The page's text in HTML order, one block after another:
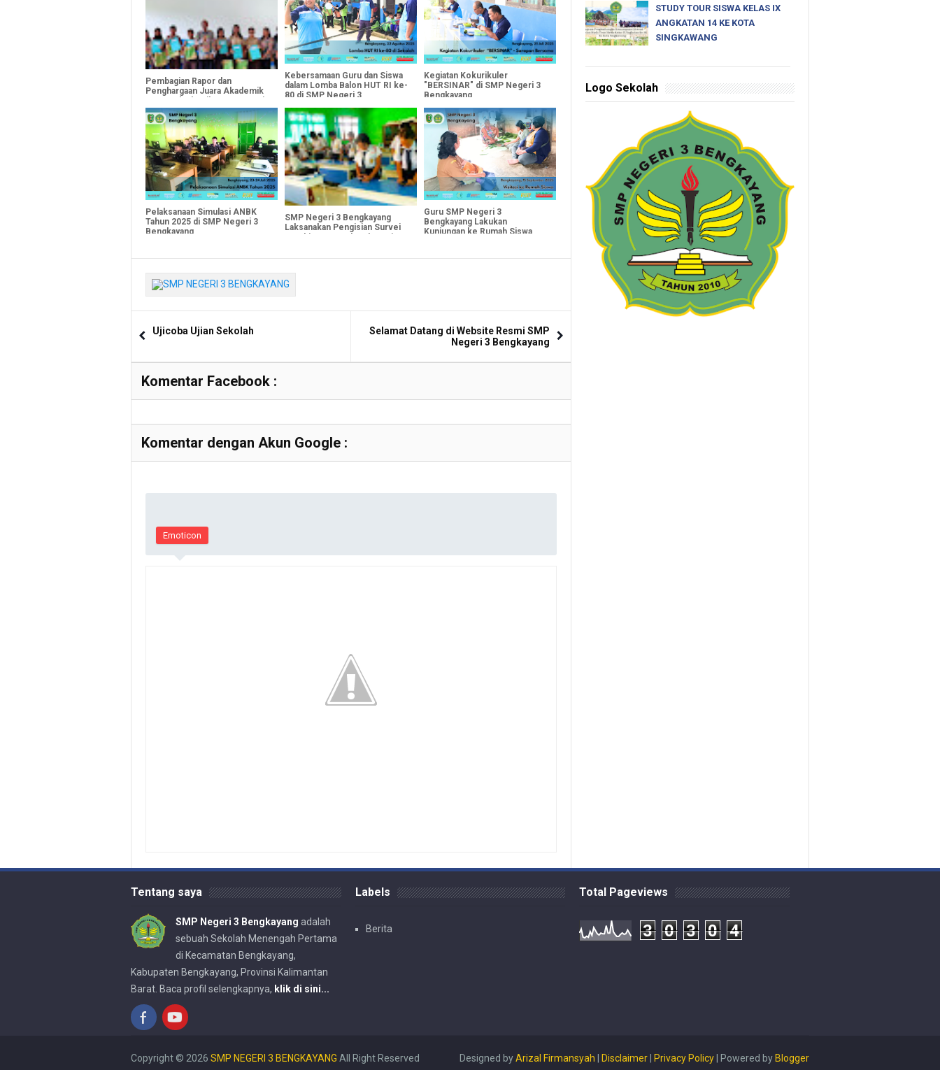
Pembagian Rapor dan
Penghargaan Juara Akademik
3 Bengkayang Tahun Ajaran
2024/2025
Kebersamaan Guru dan Siswa
dalam Lomba Balon HUT RI ke-
80 di SMP Negeri 3
Kegiatan Kokurikuler
"BERSINAR" di SMP Negeri 3
Bengkayang
Pelaksanaan Simulasi ANBK
Tahun 2025 di SMP Negeri 3
Bengkayang
SMP Negeri 3 Bengkayang
Laksanakan Pengisian Survei
Guru SMP Negeri 3
Bengkayang Lakukan
Kunjungan ke Rumah Siswa
Ujicoba Ujian Sekolah
Selamat Datang di Website Resmi SMP
Negeri 3 Bengkayang
Komentar Facebook :
Komentar dengan Akun Google :
Emoticon
STUDY TOUR SISWA KELAS IX
ANGKATAN 14 KE KOTA
SINGKAWANG
Logo Sekolah
Tentang saya
SMP Negeri 3 Bengkayang adalah
sebuah Sekolah Menengah Pertama
di Kecamatan Bengkayang,
Kabupaten Bengkayang, Provinsi Kalimantan
Barat. Baca profil selengkapnya, klik di sini...
Labels
Berita
Total Pageviews
3 0 3 0 4
Copyright © 2026 SMP NEGERI 3 BENGKAYANG All Right Reserved Designed byArizal Firmansyah Disclaimer Privacy Policy | Powered by Blogger